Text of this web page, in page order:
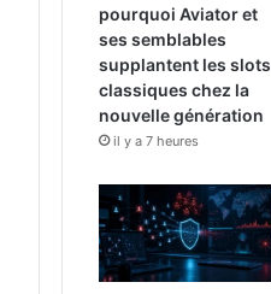
pourquoi Aviator et
ses semblables
supplantent les slots
classiques chez la
nouvelle génération
il y a 7 heures